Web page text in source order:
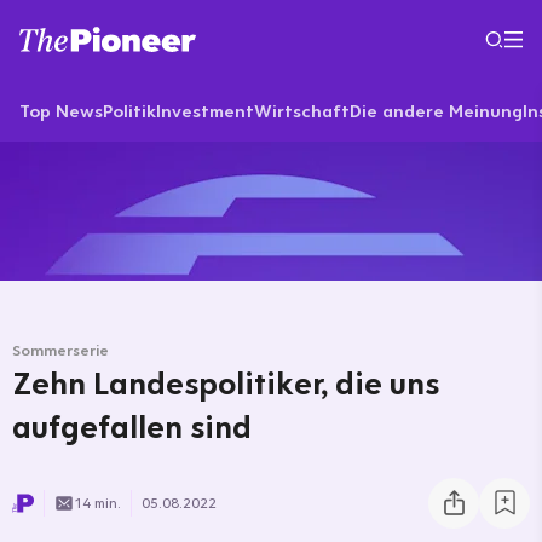
Top NewsPolitikInvestmentWirtschaftDie andere Meinung
Sommerserie
Zehn Landespolitiker, die uns
aufgefallen sind
14 min. 05.08.2022